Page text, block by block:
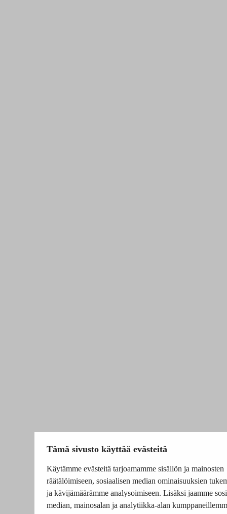
Tämä sivusto käyttää evästeitä
Käytämme evästeitä tarjoamamme sisällön ja mainosten
räätälöimiseen, sosiaalisen median ominaisuuksien
ja kävijämäärämme analysoimiseen. Lisäksi jaamme
median, mainosalan ja analytiikka-alan